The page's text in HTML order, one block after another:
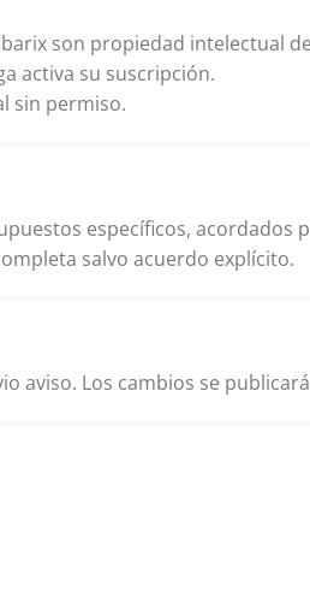
son propiedad intelectual
activa su suscripción.
sin permiso.
específicos,
salvo acuerdo explícito.
aviso. Los cambios se